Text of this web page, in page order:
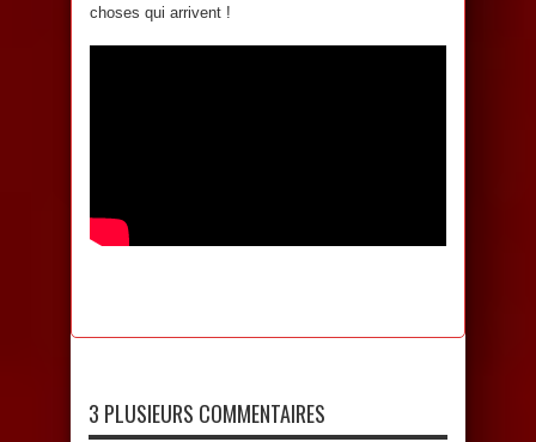
choses qui arrivent !
3 PLUSIEURS COMMENTAIRES